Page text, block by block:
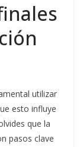
utilizar
esto influye
que la
pasos clave